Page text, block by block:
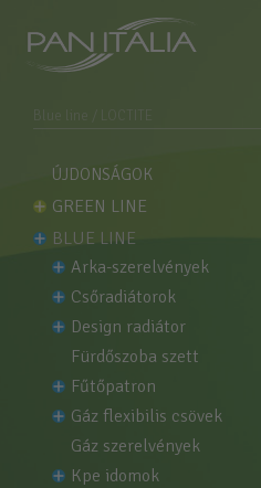
ÚJDONSÁGOK
GREEN LINE
BLUE LINE
arka-szerelvények
csőradiátorok
design radiátor
fürdőszoba szett
fűtőpatron
gáz flexibilis csövek
gáz szerelvények
kpe idomok